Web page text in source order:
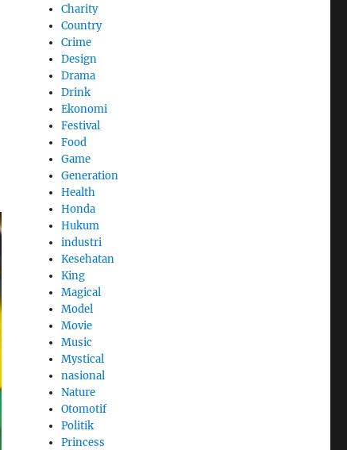
Charity
Country
Crime
Design
Drama
Drink
Ekonomi
Festival
Food
Game
Generation
Health
Honda
Hukum
industri
Kesehatan
King
Magical
Model
Movie
Music
Mystical
nasional
Nature
Otomotif
Politik
Princess